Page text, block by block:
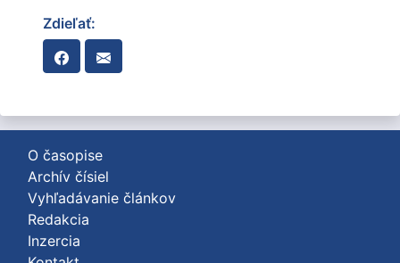
Zdieľať:
O časopise
Archív čísiel
Vyhľadávanie článkov
Redakcia
Inzercia